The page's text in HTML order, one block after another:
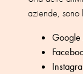
aziende, sono
Google